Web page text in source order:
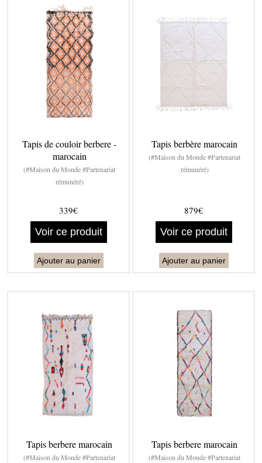
Tapis de couloir berbere -
marocain
(#Maison du Monde #Partenariat
rémunéré)
339€
Voir ce produit
Ajouter au panier
Tapis berbère marocain
(#Maison du Monde #Partenariat
rémunéré)
879€
Voir ce produit
Ajouter au panier
Tapis berbere marocain
(#Maison du Monde #Partenariat
Tapis berbere marocain
(#Maison du Monde #Partenariat